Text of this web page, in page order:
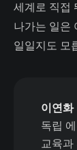
세계로 직접
나가는 일은
일일지도 모
이연화
독립
교육과